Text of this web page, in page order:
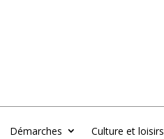
Démarches Culture et loisirs